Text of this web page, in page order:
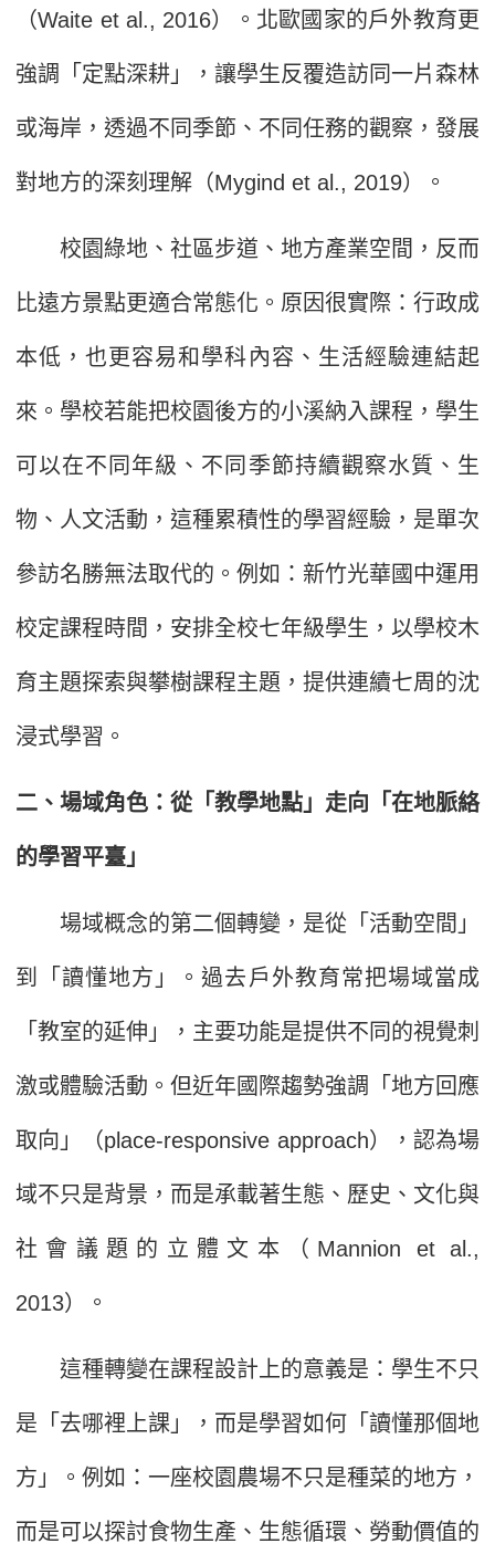
（Waite et al., 2016）。北歐國家的戶外教育更
強調「定點深耕」，讓學生反覆造訪同一片森林
或海岸，透過不同季節、不同任務的觀察，發展
對地方的深刻理解（Mygind et al., 2019）。
校園綠地、社區步道、地方產業空間，反而
比遠方景點更適合常態化。原因很實際：行政成
本低，也更容易和學科內容、生活經驗連結起
來。學校若能把校園後方的小溪納入課程，學生
可以在不同年級、不同季節持續觀察水質、生
物、人文活動，這種累積性的學習經驗，是單次
參訪名勝無法取代的。例如：新竹光華國中運用
校定課程時間，安排全校七年級學生，以學校木
育主題探索與攀樹課程主題，提供連續七周的沈
浸式學習。
二、場域角色：從「教學地點」走向「在地脈絡
的學習平臺」
場域概念的第二個轉變，是從「活動空間」
到「讀懂地方」。過去戶外教育常把場域當成
「教室的延伸」，主要功能是提供不同的視覺刺
激或體驗活動。但近年國際趨勢強調「地方回應
取向」（place-responsive approach），認為場
域不只是背景，而是承載著生態、歷史、文化與
社會議題的立體文本（Mannion et al.,
2013）。
這種轉變在課程設計上的意義是：學生不只
是「去哪裡上課」，而是學習如何「讀懂那個地
方」。例如：一座校園農場不只是種菜的地方，
而是可以探討食物生產、生態循環、勞動價值的